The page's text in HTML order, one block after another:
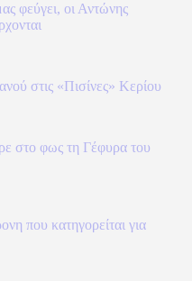
φεύγει, οι Αντώνης
στις «Πισίνες» Κερίου
στο φως τη Γέφυρα του
που κατηγορείται για